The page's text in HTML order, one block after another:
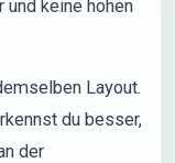
keine hohen
Layout.
du besser,
der